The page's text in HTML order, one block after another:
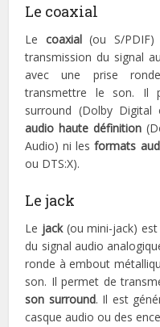
Le coaxial
Le coaxial(ou S/PDIF)
transmission du signal
avec une prise
transmettre le son. Il
surround (Dolby
audio haute définition
Audio) ni lesformats
ou DTS:X).
Le jack
Le jack(ou mini-jack) est
du signal audio
ronde à embout
son. Il permet de
son surround. Il est
casque audio ou des